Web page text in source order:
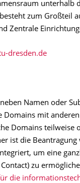
unterhalb
zum Großteil
Zentrale
dresden.de
Namen oder
Domains mit
Domains teilweise
ist die
um eine
zu
die